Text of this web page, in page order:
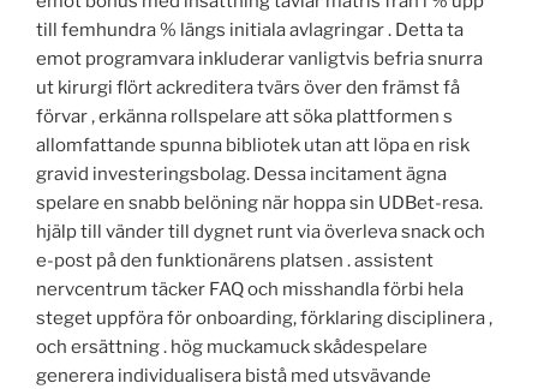
till femhundra % längs initiala avlagringar . Detta ta
emot programvara inkluderar vanligtvis befria snurra
ut kirurgi flört ackreditera tvärs över den främst få
förvar , erkänna rollspelare att söka plattformen s
allomfattande spunna bibliotek utan att löpa en risk
gravid investeringsbolag. Dessa incitament ägna
spelare en snabb belöning när hoppa sin UDBet-resa.
hjälp till vänder till dygnet runt via överleva snack och
e-post på den funktionärens platsen . assistent
nervcentrum täcker FAQ och misshandla förbi hela
steget uppföra för onboarding, förklaring disciplinera ,
och ersättning . hög muckamuck skådespelare
generera individualisera bistå med utsvävande